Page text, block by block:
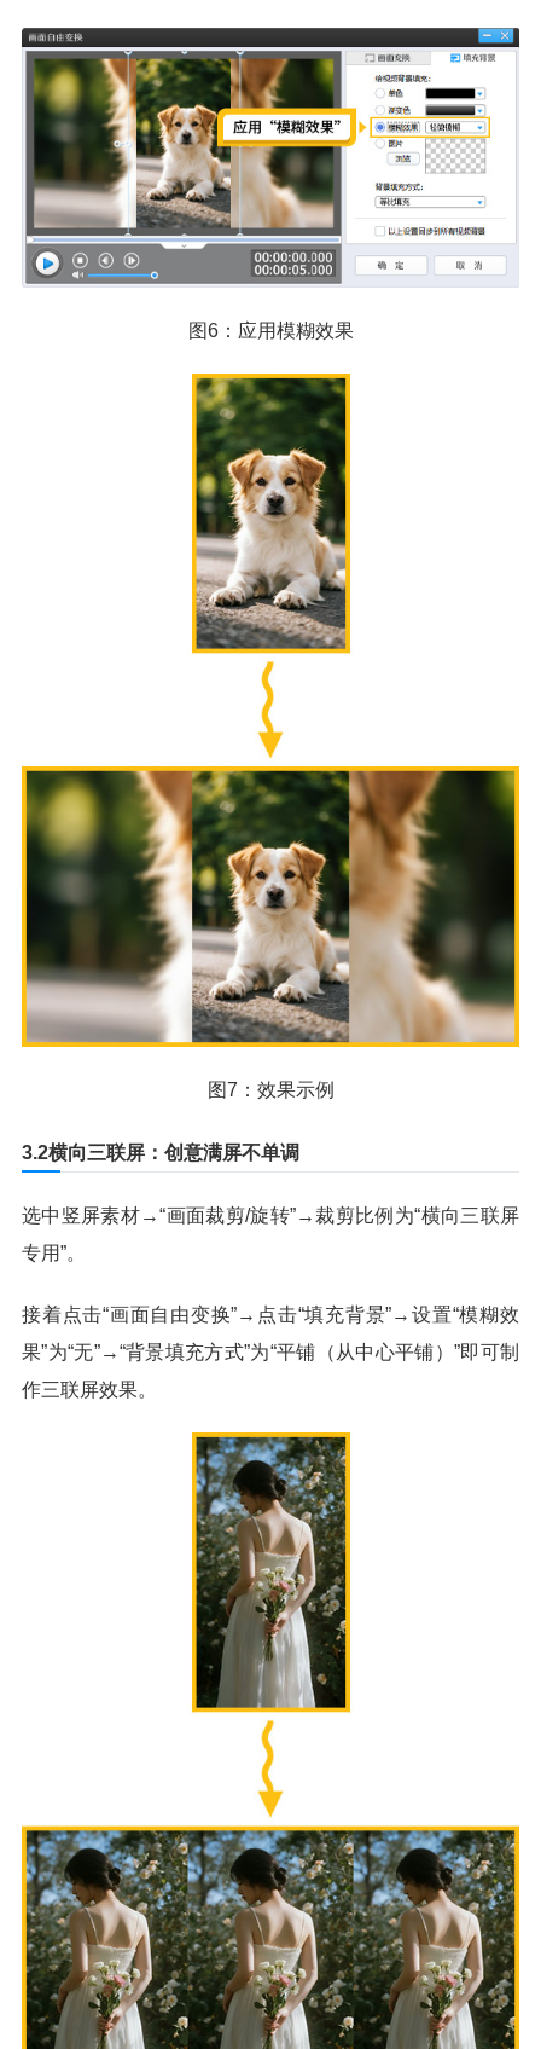
图6：应用模糊效果
图7：效果示例
3.2横向三联屏：创意满屏不单调
选中竖屏素材→“画面裁剪/旋转”→裁剪比例为“横向三联屏
专用”。
接着点击“画面自由变换”→点击“填充背景”→设置“模糊效
果”为“无”→“背景填充方式”为“平铺（从中心平铺）”即可制
作三联屏效果。